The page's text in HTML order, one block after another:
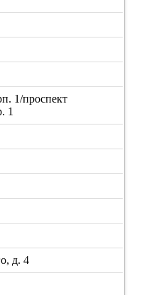
1/проспект
1
д. 4